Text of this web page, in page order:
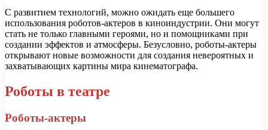
С развитием технологий, можно ожидать еще большего
использования роботов-актеров в киноиндустрии. Они могут
стать не только главными героями, но и помощниками при
создании эффектов и атмосферы. Безусловно, роботы-актеры
открывают новые возможности для создания невероятных и
захватывающих картины мира кинематографа.
Роботы в театре
Роботы-актеры